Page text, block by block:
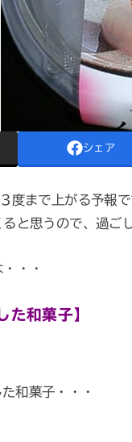
シェア
度まで上がる予報
と思うので、過ご
・・
た和菓子】
和菓子・・・